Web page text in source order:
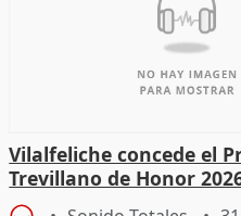
Vilalfeliche concede el
Trevillano de Honor
periodista Xabier Fortes